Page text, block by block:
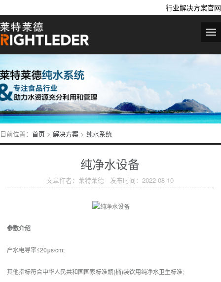
行业解决方案官网
目前位置： 首页 > 解决方案 > 纯水系统
纯净水设备
文章作者：莱特莱德 发布时间：2022-08-10
参数介绍
产水电导率≤20μs/cm;
其他指标符合中华人民共和国国家标准瓶(桶)装饮用纯净水卫生标准;